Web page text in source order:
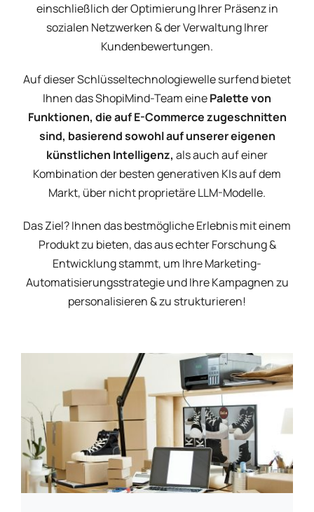
einschließlich der Optimierung Ihrer Präsenz in
sozialen Netzwerken & der Verwaltung Ihrer
Kundenbewertungen.
Auf dieser Schlüsseltechnologiewelle surfend bietet
Ihnen das ShopiMind-Team einePalette von
Funktionen, die auf E-Commerce zugeschnitten
sind, basierend sowohl auf unserer eigenen
künstlichen Intelligenz, als auch auf einer
Kombination der besten generativen KIs auf dem
Markt, über nicht proprietäre LLM-Modelle.
Das Ziel? Ihnen das bestmögliche Erlebnis mit einem
Produkt zu bieten, das aus echter Forschung &
Entwicklung stammt, um Ihre Marketing-
Automatisierungsstrategie und Ihre Kampagnen zu
personalisieren & zu strukturieren!